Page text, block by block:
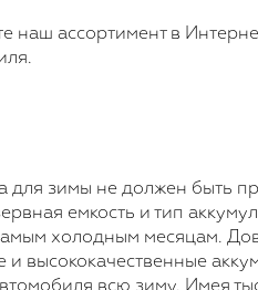
наш ассортимент в
для зимы не должен быть
емкость и тип
холодным месяцам.
высококачественные
всю зиму. Имея